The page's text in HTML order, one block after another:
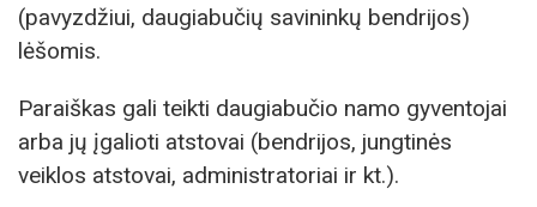
(pavyzdžiui, daugiabučių savininkų bendrijos)
lėšomis.
Paraiškas gali teikti daugiabučio namo gyventojai
arba jų įgalioti atstovai (bendrijos, jungtinės
veiklos atstovai, administratoriai ir kt.).